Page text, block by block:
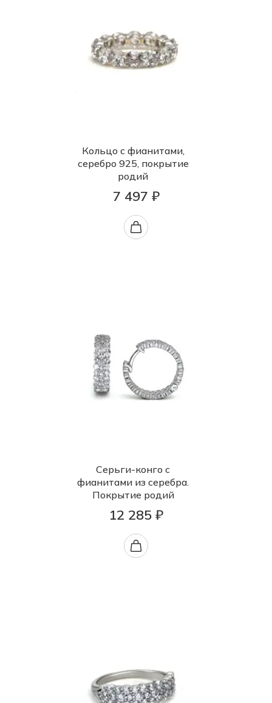
Кольцо с фианитами,
серебро 925, покрытие
родий
7 497 ₽
Серьги-конго с
фианитами из серебра.
Покрытие родий
12 285 ₽